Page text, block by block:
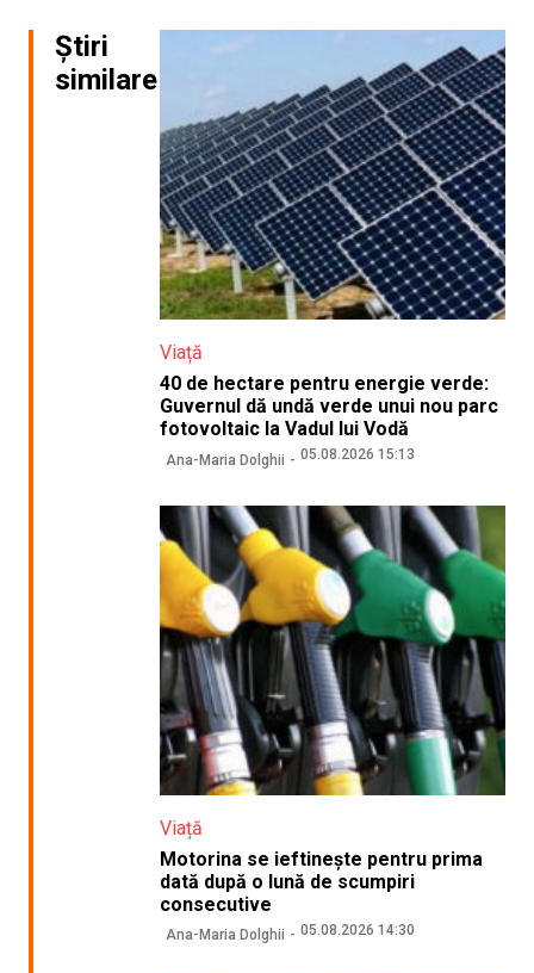
Știri
similare
Viață
40 de hectare pentru energie verde:
Guvernul dă undă verde unui nou parc
fotovoltaic la Vadul lui Vodă
Ana-Maria Dolghii 05.08.2026 15:13
Viață
Motorina se ieftinește pentru prima
dată după o lună de scumpiri
consecutive
Ana-Maria Dolghii 05.08.2026 14:30